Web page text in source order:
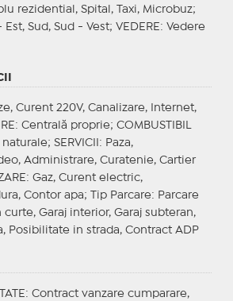
rezidential, Spital, Taxi, Microbuz;
Est, Sud, Sud - Vest; VEDERE : Vedere
Curent 220V, Canalizare, Internet,
: Centrală proprie; COMBUSTIBIL
naturale; SERVICII : Paza,
Administrare, Curatenie, Cartier
: Gaz, Curent electric,
Contor apa;
Tip Parcare: Parcare
curte, Garaj interior, Garaj subteran,
Posibilitate in strada, Contract ADP
: Contract vanzare cumparare,